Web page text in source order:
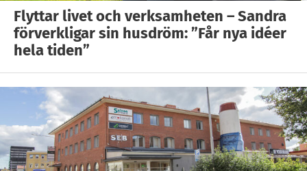
Flyttar livet och verksamheten – Sandra
förverkligar sin husdröm: ”Får nya idéer
hela tiden”